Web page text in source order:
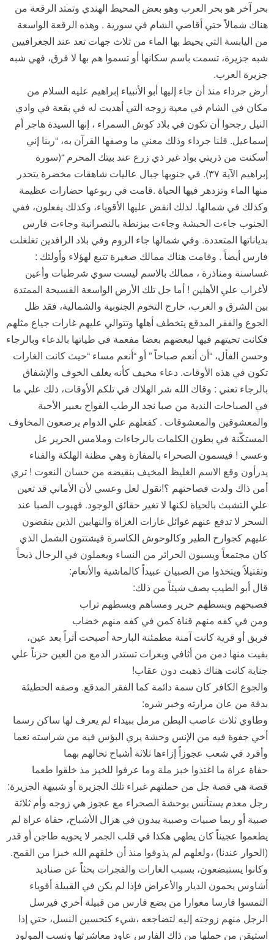
بحر آخر هو بحر العرب وهو بعض المحيط الهندي وتمتد الرقعة من
هناك شمالاً حتي أقاصي الشام في سورية . وهذه الرقعة الواسعة
من اليابسة التي يحيط بها الماء من ثلاث جهات تعد عند الجغرافيين
شبه جزيرة، تسمت باسم سكانها أو تسموا هم بها لا فرق، فهي شبه
جزيرة العرب.
أرض جرداء منذ أن جاء إليها أبو الأنبياء إبراهيم عليه السلام من
مكان في الشام في معية زوجه التي أهديت له في بقعة في وادي
النيل رجحوا أن تكون في بلاد كوش السمراء ، إنها السيدة هاجر أم
إسماعيل. قلنا جرداء وذلك معني ما وصفها القرآن به، “ربنا إني
أسكنت من ذريتي بواد غير ذي زرع عند بيتك المحرم “(سورة
إبراهيم الآية ٣٧). في جنوبها جبال عاليات شاهقات مخضرة يتحدر
منها الماء وتزدهر فيها الحياة .قامت في ربوعها حضارات عظيمة
وكذلك في شمالها. لذلك انقض عليها الأقوياء، وكذلك يفعلون، ففي
الجنوب جاءت الحبشة وجاءت بيزنطة بالنصرانية وجاءت فارس
بدياناتها المتعددة. وفي شمالها جاء الروم وفي بلاد الرافدين تغلغلت
فارس أيضاً . وقامت هناك ممالك صغيرة تتبع لهؤلاء وأولئك :
غساسنة ومناذرة ، ممالك بالاسم ليست سوي شرطيات وأعين
لأغراب علي الأهلين ! أما جل تلك الأرض الواسعة الفسيحة الممتدة
بين الشرق و الغرب، خارج التخوم الجنوبية والشمالية، فقد ظل
الجوع والفقر المدقع يتخطف أهلها وتتوالي عليهم غارات جياع مثلهم
فكانت تحيتهم فيها لبعضهم بعضا مفعمة في طياتها بالدعاء وبالرجاء
وحسن الفأل، “أن أنعم صباحاً ” أو “أنعم مساء “حيث كانت الغارات
تكون في هذه الأوقات. دعاء مخيف كأنه يغلف الخوف والإشفاق
بالرجاء تعني : وقاك الله شر الهلاك في تلكم الأوقات، ذلك علي ما
في الصباحات الندية من صبا نجد الرطب الفواح بعبير الأحبة
والمعشوقين والمعشوقات . كفعلهم علي الدوام يرصعون المخاوف
المستكّنة في بطون الكلمات بالرجاءات وملامس الحرير عل
وعسي ! فيسمون الصحراء بالمفازة وهي مظنة الهلكة والفناء
يدرأون وقع الاسم الغليظ المخيف بنقيضه من حسان النعوت ! تري
أمن ذاك ولدت فصاحتهم ؟!نقول لعل وعسي لأن الأماني قد تعين
علي التشبث بالحياة لكنها لا تغير حقائق الوجود. فهبوب الصبا عند
السحر لا تدفع عنهم غوائل غارات الغزاة والنهابين الذين ينقضون
عليهم كجوارح الطير وكالوحوش الكاسرة فيشتتون الشمل الذي
كان مجتمعاً ويسبون الحرائر من النساء ويعملون في الرجال ذبحاً
وتقتيلاً ويتخذوا من الصبيان عبيداً كالماشية والأنعام:
قال أبو الطيب يصف شيئاً من ذلك:
فصبحهم وبسطهم حرير ومساهم وبسطهم تراب
ومن في كفه منهم قناة كمن في كفه منهم خضاب
فربق أو قرية كانت آمنة مطمئنة البارحة أصبحت أثراً بعد عين،
بقيت منها دمن من أثافي وبعرات تستدر الدمع من العين حزناً علي
جناية كانت هناك ذهبت دون عقاب!
والجوع الكافر كان سمة دائمة كما الفقر المدقع. وصفه الحطيئة
بدقة من عان مرارته وخبر شره:
وطاوي ثلاث عاصب البطن مرمل ببيداء لم يعرف لها ساكن رسما
أخي جفوة فيه من الإنس وحشة يري البؤس فيه من شراسته نعما
وأفرد في شعب عجوزاً إزاءها ثلاثة أشباح تخالهم بهما
حفاة عراة ما اغتذوا خبز ملة وما عرفوا للخبز مذ خلقوا طعما
قصة هي قصة جل من حملتهم غبراء تلك الجزيرة أو شبيهة الجزيرة:
رجل معدم يستأنس بوحشة الصحراء مع عجوز هي زوجه وأم ثلاثة
صبية أو ربما صبيات وصبية يبدون في هزال الأشباح، حفاة عراة لم
يطعموا عجيناً كان يطهي هكذا في قلب الجمر لا يحويه طاجن أو قدر
(الحوار عندنا) ،ولعلهم لم يذوقوا منذ أن خلقهم الله خبزا من القمح.
وكانوا يستبضعون، بسبب الغارات والفجرات بحثاً عن صناديد
أشاوس يحمون الديار والأعراض فإذا لم يكن في القبيلة أقوياء
التمسوا فارسا مغوارا من بضع فارس من قبيلة أخري فيرسل
الرجل منهم زوجته إليه لتضاجعه ،شيء كتحسين النسل، حتي إذا
استيقن من حملها من ذاك الفارس عاود معاشرتها ونسب المولود